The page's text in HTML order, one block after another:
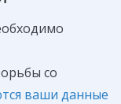
со
ваши данные